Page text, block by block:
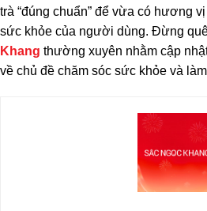
trà “đúng chuẩn” để vừa có hương
sức khỏe của người dùng. Đừng
Khang thường xuyên nhằm cập
về chủ đề chăm sóc sức khỏe và